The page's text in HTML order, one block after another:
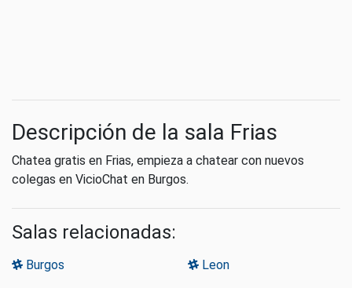
Descripción de la sala Frias
Chatea gratis en Frias, empieza a chatear con nuevos
colegas en VicioChat en Burgos.
Salas relacionadas:
Burgos Leon